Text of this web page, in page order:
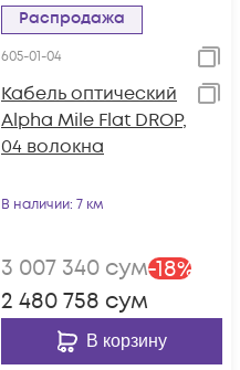
Распродажа
605-01-04
Кабель оптический
Alpha Mile Flat DROP,
04 волокна
В наличии: 7 км
3 007 340 сум-18%
2 480 758 сум
В корзину